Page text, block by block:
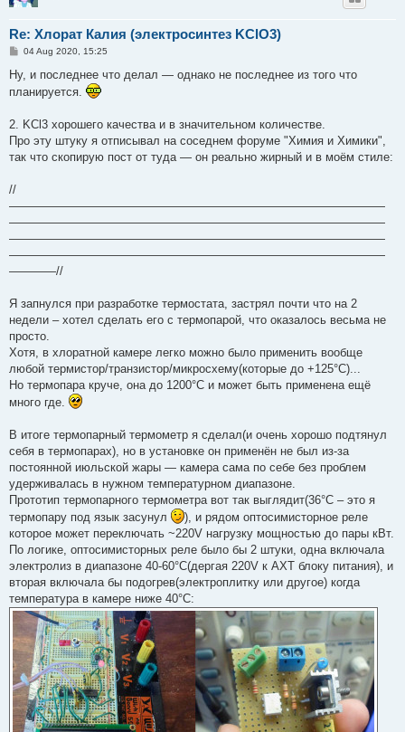
Re: Хлорат Калия (электросинтез KClO3)
P
s
t
04 Aug 2020, 15:25
Ну, и последнее что делал — однако не последнее из того что
планируется.
2. KCl3 хорошего качества и в значительном количестве.
Про эту штуку я отписывал на соседнем форуме "Химия и Химики",
так что скопирую пост от туда — он реально жирный и в моём стиле:
//
————————————————————————————————
————————————————————————————————
————————————————————————————————
————————————————————————————————
————//
Я запнулся при разработке термостата, застрял почти что на 2
недели – хотел сделать его с термопарой, что оказалось весьма не
просто.
Хотя, в хлоратной камере легко можно было применить вообще
любой термистор/транзистор/микросхему(которые до +125°С)...
Но термопара круче, она до 1200°С и может быть применена ещё
много где.
В итоге термопарный термометр я сделал(и очень хорошо подтянул
себя в термопарах), но в установке он применён не был из-за
постоянной июльской жары — камера сама по себе без проблем
удерживалась в нужном температурном диапазоне.
Прототип термопарного термометра вот так выглядит(36°С – это я
термопару под язык засунул
), и рядом оптосимисторное реле
которое может переключать ~220V нагрузку мощностью до пары кВт.
По логике, оптосимисторных реле было бы 2 штуки, одна включала
электролиз в диапазоне 40-60°С(дергая 220V к AXT блоку питания), и
вторая включала бы подогрев(электроплитку или другое) когда
температура в камере ниже 40°С: